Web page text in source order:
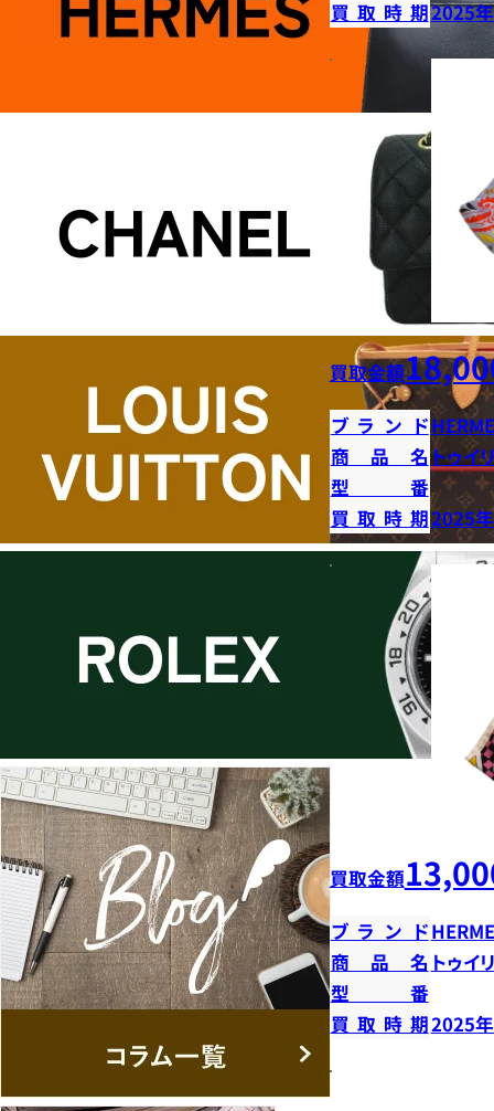
買取時期2025
買取金額
ブランド
商品名 トゥイ
型番
買取時期2025
買取金額
ブランド
商品名 トゥイ
型番
買取時期2025